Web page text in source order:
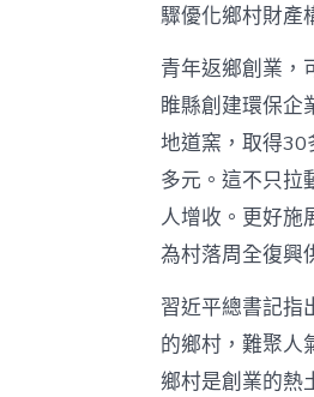
驟優化鄉村財產
青年返鄉創業，
睢縣創建環保企
地道窯，取得
多元。這不只拉
人增收。更好施
為村落周全復興
習近平總書記指
的鄉村，難聚人
鄉村是創業的熱